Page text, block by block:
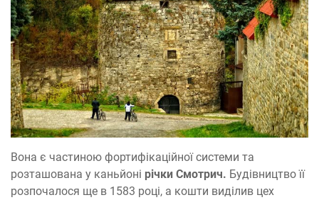
Вона є частиною фортифікаційної системи та
розташована у каньйоні річки Смотрич. Будівництво її
розпочалося ще в 1583 році, а кошти виділив цех